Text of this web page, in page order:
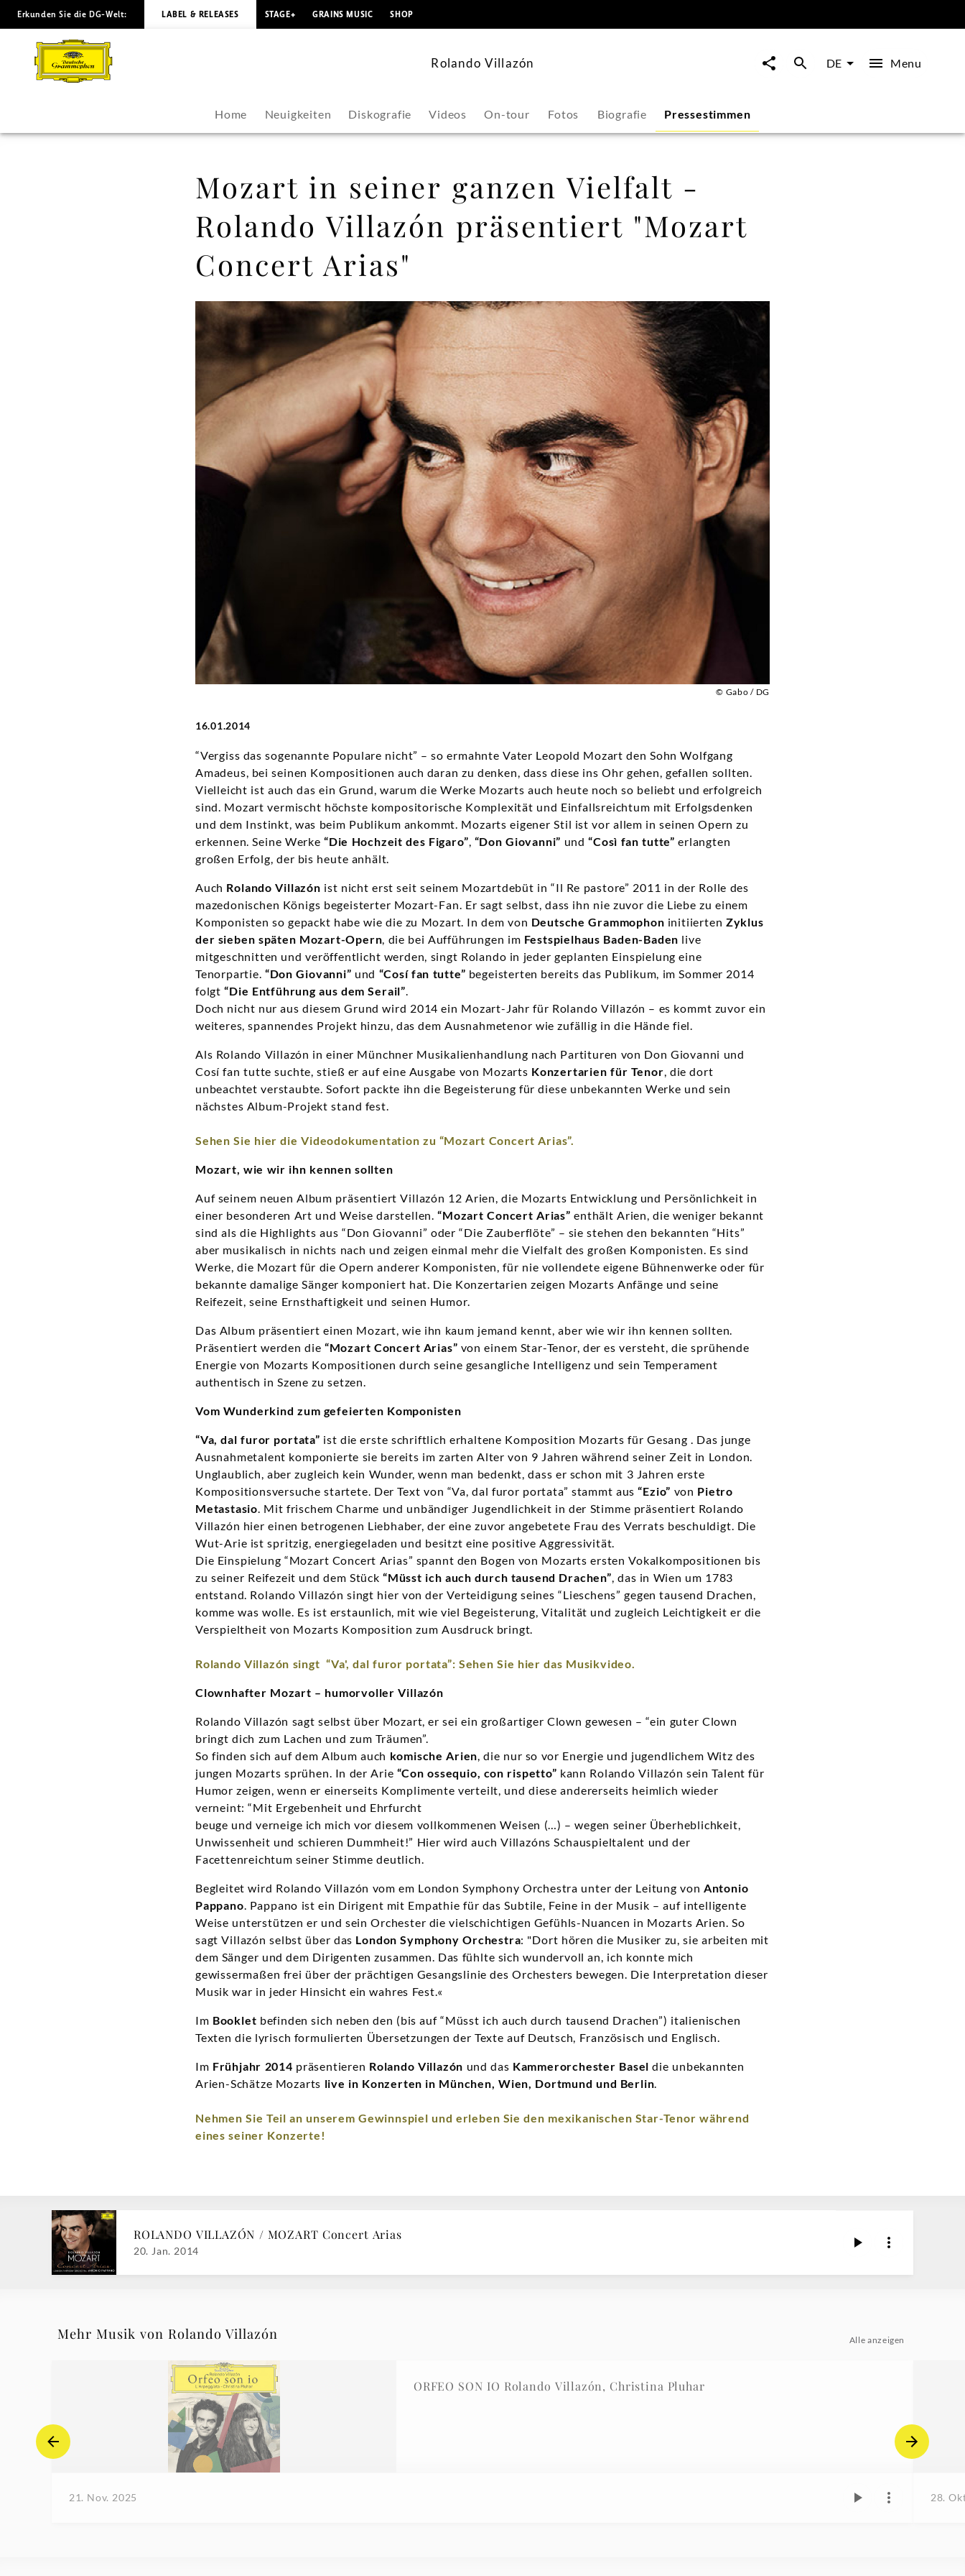
Mozart
ganzen
Erkunden Sie die DG-Welt: LABEL & RELEASES STAGE+ GRAINS MUSIC SHOP
Rolando Villazón DE Menu
Home Neuigkeiten Diskografie Videos On-tour Fotos Biografie Pressestimmen
Mozart in seiner ganzen Vielfalt -
Rolando Villazón präsentiert "Mozart
Concert Arias"
© Gabo / DG
16.01.2014
“Vergiss das sogenannte Populare nicht” – so ermahnte Vater Leopold Mozart den Sohn Wolfgang
Amadeus, bei seinen Kompositionen auch daran zu denken, dass diese ins Ohr gehen, gefallen sollten.
Vielleicht ist auch das ein Grund, warum die Werke Mozarts auch heute noch so beliebt und erfolgreich
sind. Mozart vermischt höchste kompositorische Komplexität und Einfallsreichtum mit Erfolgsdenken
und dem Instinkt, was beim Publikum ankommt. Mozarts eigener Stil ist vor allem in seinen Opern zu
erkennen. Seine Werke“Die Hochzeit des Figaro”, “Don Giovanni” und “Così fan tutte” erlangten
großen Erfolg, der bis heute anhält.
Auch Rolando Villazón ist nicht erst seit seinem Mozartdebüt in “Il Re pastore” 2011 in der Rolle des
mazedonischen Königs begeisterter Mozart-Fan. Er sagt selbst, dass ihn nie zuvor die Liebe zu einem
Komponisten so gepackt habe wie die zu Mozart. In dem von Deutsche Grammophon initiierten Zyklus
der sieben späten Mozart-Opern, die bei Aufführungen im Festspielhaus Baden-Baden live
mitgeschnitten und veröffentlicht werden, singt Rolando in jeder geplanten Einspielung eine
Tenorpartie. “Don Giovanni” und “Cosí fan tutte” begeisterten bereits das Publikum, im Sommer 2014
folgt“Die Entführung aus dem Serail”.
Doch nicht nur aus diesem Grund wird 2014 ein Mozart-Jahr für Rolando Villazón – es kommt zuvor ein
weiteres, spannendes Projekt hinzu, das dem Ausnahmetenor wie zufällig in die Hände fiel.
Als Rolando Villazón in einer Münchner Musikalienhandlung nach Partituren von Don Giovanni und
Cosí fan tutte suchte, stieß er auf eine Ausgabe von Mozarts Konzertarien für Tenor, die dort
unbeachtet verstaubte. Sofort packte ihn die Begeisterung für diese unbekannten Werke und sein
nächstes Album-Projekt stand fest.
Sehen Sie hier die Videodokumentation zu “Mozart Concert Arias”.
Mozart, wie wir ihn kennen sollten
Auf seinem neuen Album präsentiert Villazón 12 Arien, die Mozarts Entwicklung und Persönlichkeit in
einer besonderen Art und Weise darstellen.“Mozart Concert Arias” enthält Arien, die weniger bekannt
sind als die Highlights aus “Don Giovanni” oder “Die Zauberflöte” – sie stehen den bekannten “Hits”
aber musikalisch in nichts nach und zeigen einmal mehr die Vielfalt des großen Komponisten. Es sind
Werke, die Mozart für die Opern anderer Komponisten, für nie vollendete eigene Bühnenwerke oder für
bekannte damalige Sänger komponiert hat. Die Konzertarien zeigen Mozarts Anfänge und seine
Reifezeit, seine Ernsthaftigkeit und seinen Humor.
Das Album präsentiert einen Mozart, wie ihn kaum jemand kennt, aber wie wir ihn kennen sollten.
Präsentiert werden die “Mozart Concert Arias” von einem Star-Tenor, der es versteht, die sprühende
Energie von Mozarts Kompositionen durch seine gesangliche Intelligenz und sein Temperament
authentisch in Szene zu setzen.
Vom Wunderkind zum gefeierten Komponisten
“Va, dal furor portata” ist die erste schriftlich erhaltene Komposition Mozarts für Gesang . Das junge
Ausnahmetalent komponierte sie bereits im zarten Alter von 9 Jahren während seiner Zeit in London.
Unglaublich, aber zugleich kein Wunder, wenn man bedenkt, dass er schon mit 3 Jahren erste
Kompositionsversuche startete. Der Text von “Va, dal furor portata” stammt aus“Ezio” von Pietro
Metastasio. Mit frischem Charme und unbändiger Jugendlichkeit in der Stimme präsentiert Rolando
Villazón hier einen betrogenen Liebhaber, der eine zuvor angebetete Frau des Verrats beschuldigt. Die
Wut-Arie ist spritzig, energiegeladen und besitzt eine positive Aggressivität.
Die Einspielung “Mozart Concert Arias” spannt den Bogen von Mozarts ersten Vokalkompositionen bis
zu seiner Reifezeit und dem Stück“Müsst ich auch durch tausend Drachen”, das in Wien um 1783
entstand. Rolando Villazón singt hier von der Verteidigung seines “Lieschens” gegen tausend Drachen,
komme was wolle. Es ist erstaunlich, mit wie viel Begeisterung, Vitalität und zugleich Leichtigkeit er die
Verspieltheit von Mozarts Komposition zum Ausdruck bringt.
Rolando Villazón singt “Va', dal furor portata”: Sehen Sie hier das Musikvideo.
Clownhafter Mozart – humorvoller Villazón
Rolando Villazón sagt selbst über Mozart, er sei ein großartiger Clown gewesen – “ein guter Clown
bringt dich zum Lachen und zum Träumen”.
So finden sich auf dem Album auch komische Arien, die nur so vor Energie und jugendlichem Witz des
jungen Mozarts sprühen. In der Arie “Con ossequio, con rispetto” kann Rolando Villazón sein Talent für
Humor zeigen, wenn er einerseits Komplimente verteilt, und diese andererseits heimlich wieder
verneint: “Mit Ergebenheit und Ehrfurcht
beuge und verneige ich mich vor diesem vollkommenen Weisen (…) – wegen seiner Überheblichkeit,
Unwissenheit und schieren Dummheit!” Hier wird auch Villazóns Schauspieltalent und der
Facettenreichtum seiner Stimme deutlich.
Begleitet wird Rolando Villazón vom em London Symphony Orchestra unter der Leitung von Antonio
Pappano. Pappano ist ein Dirigent mit Empathie für das Subtile, Feine in der Musik – auf intelligente
Weise unterstützen er und sein Orchester die vielschichtigen Gefühls-Nuancen in Mozarts Arien. So
sagt Villazón selbst über das London Symphony Orchestra: "Dort hören die Musiker zu, sie arbeiten mit
dem Sänger und dem Dirigenten zusammen. Das fühlte sich wundervoll an, ich konnte mich
gewissermaßen frei über der prächtigen Gesangslinie des Orchesters bewegen. Die Interpretation dieser
Musik war in jeder Hinsicht ein wahres Fest.«
Im Booklet befinden sich neben den (bis auf “Müsst ich auch durch tausend Drachen”) italienischen
Texten die lyrisch formulierten Übersetzungen der Texte auf Deutsch, Französisch und Englisch.
Im Frühjahr 2014 präsentieren Rolando Villazón und das Kammerorchester Basel die unbekannten
Arien-Schätze Mozarts live in Konzerten in München, Wien, Dortmund und Berlin.
Nehmen Sie Teil an unserem Gewinnspiel und erleben Sie den mexikanischen Star-Tenor während
eines seiner Konzerte!
ROLANDO VILLAZÓN / MOZART Concert Arias
20. Jan. 2014
Mehr Musik von Rolando Villazón Alle anzeigen
ORFEO SON IO Rolando Villazón, Christina Pluhar
21. Nov. 2025 28.